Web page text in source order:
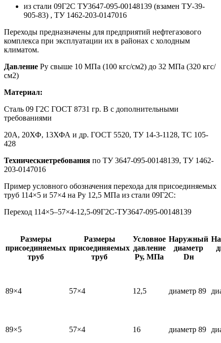
из стали 09Г2С ТУ3647-095-00148139 (взамен ТУ-39-
905-83) , ТУ 1462-203-0147016
Переходы предназначены для предприятий нефтегазового
комплекса при эксплуатации их в районах с холодным
климатом.
Давление Ру свыше 10 МПа (100 кгс/см2) до 32 МПа (320 кгс/
см2)
Материал:
Сталь 09 Г2С ГОСТ 8731 гр. В с дополнительными
требованиями
20А, 20ХФ, 13ХФА и др. ГОСТ 5520, ТУ 14-3-1128, ТС 105-
428
Техническиетребования по ТУ 3647-095-00148139, ТУ 1462-
203-0147016
Пример условного обозначения перехода для присоединяемых
труб 114×5 и 57×4 на Ру 12,5 МПа из стали 09Г2С:
Переход 114×5–57×4-12,5-09Г2С-ТУ3647-095-00148139
Размеры
присоединяемых
труб
Размеры
присоединяемых
труб
Условное
давление
Ру, МПа
Наружный
диаметр
Dн
89×4 57×4 12,5 диаметр 89
89×5 57×4 16 диаметр 89